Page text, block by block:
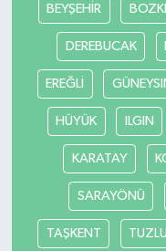
BEYŞEHİR
DEREBUCAK
EREĞLİ
HÜYÜK ILGIN
KARATAY
SARAYÖNÜ
TAŞKENT